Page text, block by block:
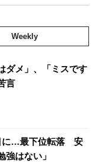
Weekly
ダメ」、「ミスです
言
に…最下位転落 安
強はない」